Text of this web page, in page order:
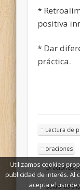
*
positiva
* Dar
práctica.
Lectura de
oraciones
Oraciones
palabras
Utilizamos cookies
publicidad de interés. Al
acepta el uso de